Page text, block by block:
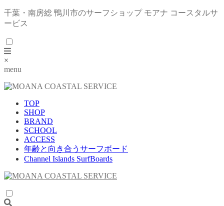
千葉・南房総 鴨川市のサーフショップ モアナ コースタルサ
ービス
×
menu
TOP
SHOP
BRAND
SCHOOL
ACCESS
年齢と向き合うサーフボード
Channel Islands SurfBoards